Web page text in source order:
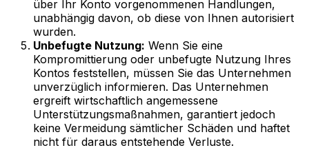
über Ihr Konto vorgenommenen Handlungen,
unabhängig davon, ob diese von Ihnen autorisiert
wurden.
Unbefugte Nutzung: Wenn Sie eine
Kompromittierung oder unbefugte Nutzung Ihres
Kontos feststellen, müssen Sie das Unternehmen
unverzüglich informieren. Das Unternehmen
ergreift wirtschaftlich angemessene
Unterstützungsmaßnahmen, garantiert jedoch
keine Vermeidung sämtlicher Schäden und haftet
nicht für daraus entstehende Verluste.